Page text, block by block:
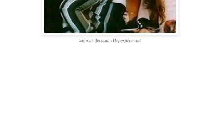
кадр из фильма «Перекрёсток»